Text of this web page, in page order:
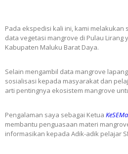
Pada ekspedisi kali ini, kami melakukan
data vegetasi mangrove di Pulau Lirang
Kabupaten Maluku Barat Daya.
Selain mengambil data mangrove
sosialisasi kepada masyarakat dan
arti pentingnya ekosistem mangrove
Pengalaman saya sebagai Ketua
membantu penguasaan materi
informasikan kepada Adik-adik pelajar